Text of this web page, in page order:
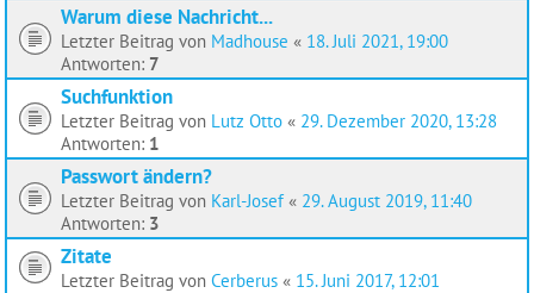
Warum diese Nachricht...
Letzter Beitrag von Madhouse « 18. Juli 2021, 19:00
Antworten: 7
Suchfunktion
Letzter Beitrag von Lutz Otto « 29. Dezember 2020, 13:28
Antworten: 1
Passwort ändern?
Letzter Beitrag von Karl-Josef« 29. August 2019, 11:40
Antworten: 3
Zitate
Letzter Beitrag von Cerberus « 15. Juni 2017, 12:01